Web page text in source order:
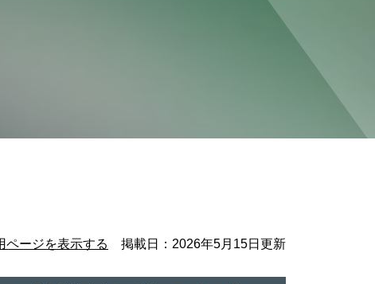
ページを表示する 掲載日：2026年5月15日更新